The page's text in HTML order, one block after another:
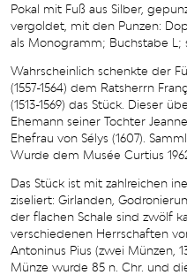
Pokal mit Fuß aus Silber,
vergoldet, mit den Punzen:
als Monogramm; Buchstabe L;
Wahrscheinlich schenkte der
(1557-1564) dem Ratsherrn
(1513-1569) das Stück. Dieser
Ehemann seiner Tochter
Ehefrau von Sélys (1607).
Wurde dem Musée Curtius
Das Stück ist mit zahlreichen
ziseliert: Girlanden,
der flachen Schale sind zwölf
verschiedenen Herrschaften
Antoninus Pius (zwei Münzen,
Münze wurde 85 n. Chr. und